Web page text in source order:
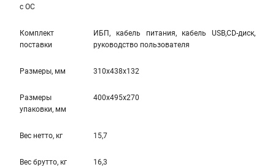
с ОС
Комплект
поставки
ИБП, кабель питания, кабель USB,CD-диск,
руководство пользователя
Размеры, мм 310x438x132
Размеры
упаковки, мм
400x495x270
Вес нетто, кг 15,7
Вес брутто, кг 16,3